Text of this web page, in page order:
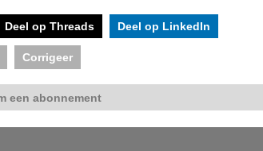
Deel op Threads Deel op LinkedIn
Corrigeer
een abonnement